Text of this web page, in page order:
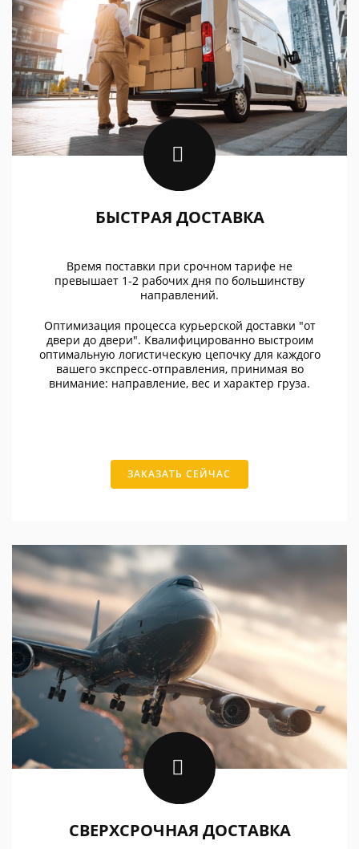
БЫСТРАЯ ДОСТАВКА
Время поставки при срочном тарифе не
превышает 1-2 рабочих дня по большинству
направлений.
Оптимизация процесса курьерской доставки "от
двери до двери". Квалифицированно выстроим
оптимальную логистическую цепочку для каждого
вашего экспресс-отправления, принимая во
внимание: направление, вес и характер груза.
ЗАКАЗАТЬ СЕЙЧАС
СВЕРХСРОЧНАЯ ДОСТАВКА